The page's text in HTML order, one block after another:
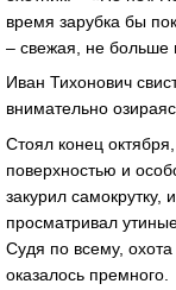
время зарубка бы
– свежая, не больше
Иван Тихонович
внимательно
Стоял конец
поверхностью и
закурил самокрутку,
просматривал
Судя по всему,
оказалось премного.